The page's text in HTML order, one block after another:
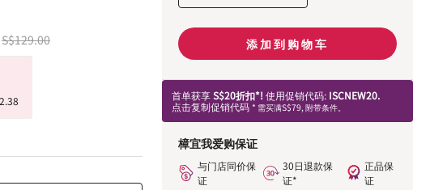
S$129.00 添加到购物车
首单获享S$20折扣*! 使用促销代码: ISCNEW20.
点击复制促销代码 * 需买满S$79, 附带条件。
樟宜我爱购保证
与门店同价保
证
30日退款保
证*
正品保
证